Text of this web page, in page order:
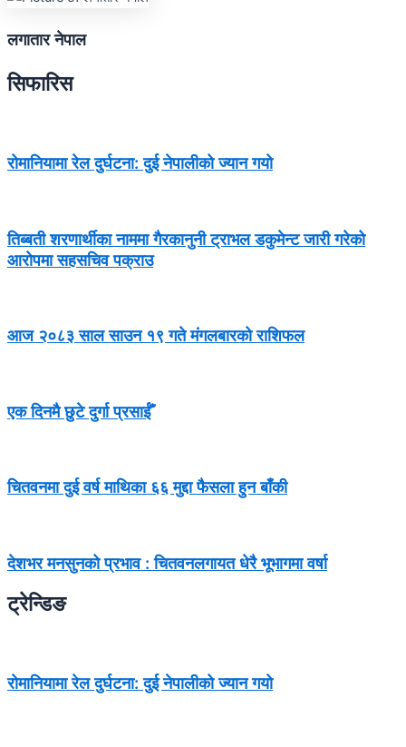
लगातार नेपाल
सिफारिस
रोमानियामा रेल दुर्घटना: दुई नेपालीको ज्यान गयो
तिब्बती शरणार्थीका नाममा गैरकानुनी ट्राभल डकुमेन्ट जारी गरेको
आरोपमा सहसचिव पक्राउ
आज २०८३ साल साउन १९ गते मंगलबारको राशिफल
एक दिनमै छुटे दुर्गा प्रसाईँ
चितवनमा दुई वर्ष माथिका ६६ मुद्दा फैसला हुन बाँकी
देशभर मनसुनको प्रभाव : चितवनलगायत धेरै भूभागमा वर्षा
ट्रेन्डिङ
रोमानियामा रेल दुर्घटना: दुई नेपालीको ज्यान गयो